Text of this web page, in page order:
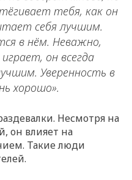
тебя, как он
себя лучшим.
в нём. Неважно,
он всегда
Уверенность в
хорошо».
Несмотря на
он влияет на
Такие люди